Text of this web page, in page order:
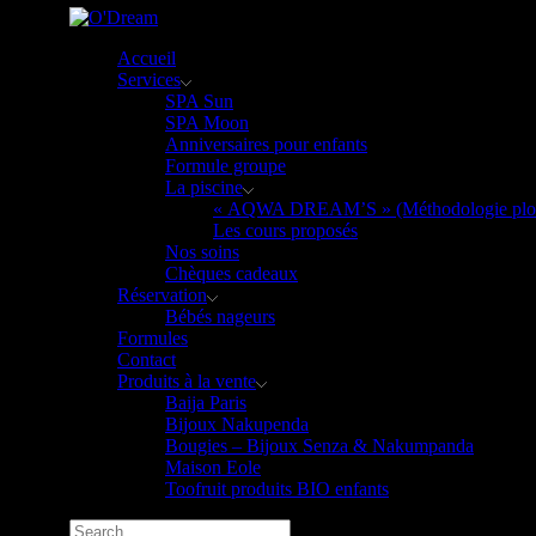
Accueil
Services
SPA Sun
SPA Moon
Anniversaires pour enfants
Formule groupe
La piscine
« AQWA DREAM’S » (Méthodologie
Les cours proposés
Nos soins
Chèques cadeaux
Réservation
Bébés nageurs
Formules
Contact
Produits à la vente
Baija Paris
Bijoux Nakupenda
Bougies – Bijoux Senza & Nakumpanda
Maison Eole
Toofruit produits BIO enfants